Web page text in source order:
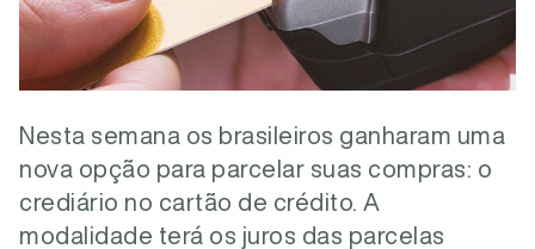
Nesta semana os brasileiros ganharam uma
nova opção para parcelar suas compras: o
crediário no cartão de crédito. A
modalidade terá os juros das parcelas